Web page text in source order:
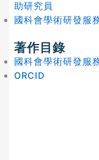
助研究員
國科會學術研發服
著作目錄
國科會學術研發服
ORCID